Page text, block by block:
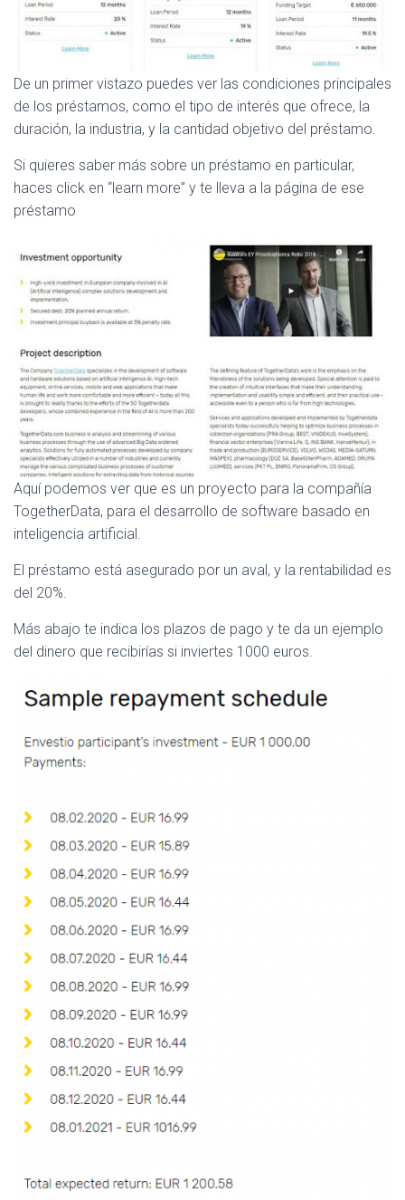
De un primer vistazo puedes ver las condiciones principales
de los préstamos, como el tipo de interés que ofrece, la
duración, la industria, y la cantidad objetivo del préstamo.
Si quieres saber más sobre un préstamo en particular,
haces click en “learn more” y te lleva a la página de ese
préstamo
Aquí podemos ver que es un proyecto para la compañía
TogetherData, para el desarrollo de software basado en
inteligencia artificial.
El préstamo está asegurado por un aval, y la rentabilidad es
del 20%.
Más abajo te indica los plazos de pago y te da un ejemplo
del dinero que recibirías si inviertes 1000 euros.